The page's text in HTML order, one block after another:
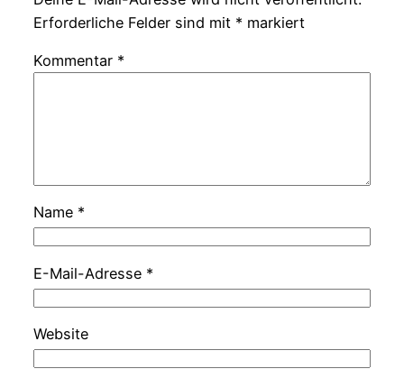
Erforderliche Felder sind mit * markiert
Kommentar *
Name *
E-Mail-Adresse *
Website